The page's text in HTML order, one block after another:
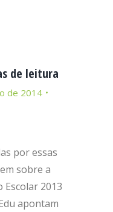
de leitura
de 2014
por essas
sobre a
Escolar 2013
apontam